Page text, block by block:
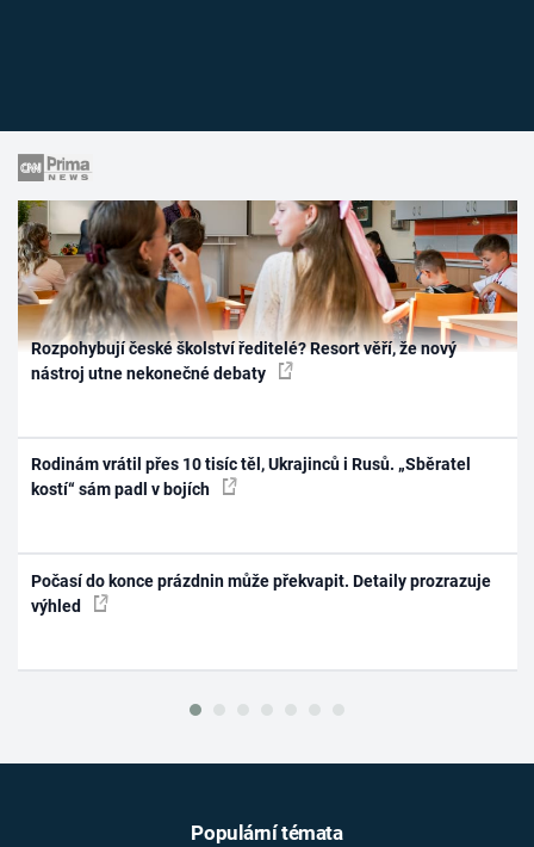
Rozpohybují české školství ředitelé? Resort věří, že nový
nástroj utne nekonečné debaty
Rodinám vrátil přes 10 tisíc těl, Ukrajinců i Rusů. „Sběratel
kostí“ sám padl v bojích
Počasí do konce prázdnin může překvapit. Detaily prozrazuje
výhled
Populární témata